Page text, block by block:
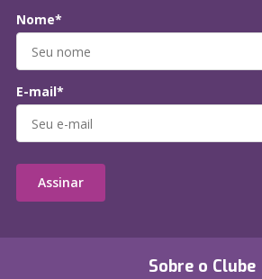
Sobre o Clube
Nome*
E-mail*
Assinar